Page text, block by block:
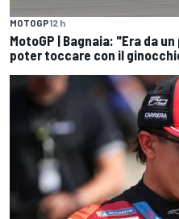
MOTOGP12 h
MotoGP | Bagnaia: "Era da
poter toccare con il